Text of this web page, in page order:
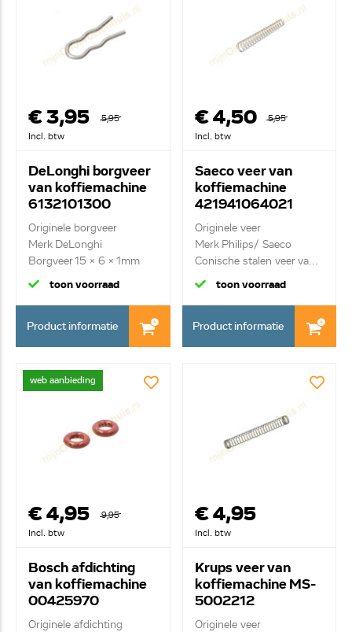
€ 3,95
5,95
Incl. btw
DeLonghi borgveer
van koffiemachine
6132101300
Originele borgveer
Merk DeLonghi
Borgveer 15 x 6 x 1mm
toon voorraad
Product informatie
€ 4,50
5,95
Incl. btw
Saeco veer van
koffiemachine
421941064021
Originele veer
Merk Philips/ Saeco
Conische stalen veer va...
toon voorraad
Product informatie
web aanbieding
€ 4,95
9,95
Incl. btw
Bosch afdichting
van koffiemachine
00425970
Originele afdichting
€ 4,95
Incl. btw
Krups veer van
koffiemachine MS-
5002212
Originele veer